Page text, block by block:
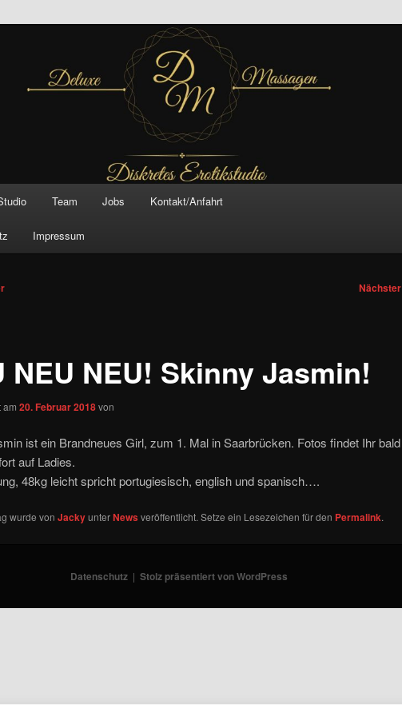
Massagen And
Team Jobs Kontakt/Anfahrt
Impressum
Nächster
NEU NEU! Skinny Jasmin!
am20. Februar 2018 von
ist ein Brandneues Girl, zum 1. Mal in Saarbrücken. Fotos findet Ihr bald
auf Ladies.
48kg leicht spricht portugiesisch, english und spanisch….
wurde vonJackyunterNewsveröffentlicht. Setze ein Lesezeichen für den Permalink.
Datenschutz Stolz präsentiert von WordPress